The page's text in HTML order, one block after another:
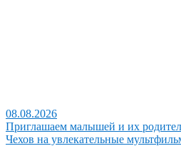
08.08.2026
Приглашаем малышей и их
Чехов на увлекательные